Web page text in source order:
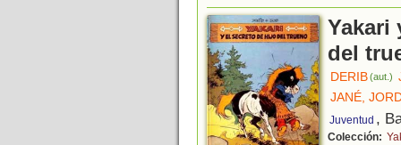
Yakari
del
DERIB(aut.)
JANÉ,
Juventud ,
Colección: